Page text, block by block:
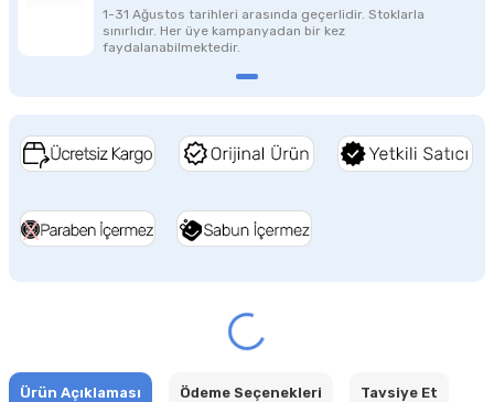
1-31 Ağustostarihleri arasında geçerlidir. Stoklarla
sınırlıdır. Her üye kampanyadan bir kez
faydalanabilmektedir.
Ürün Açıklaması Ödeme Seçenekleri Tavsiye Et